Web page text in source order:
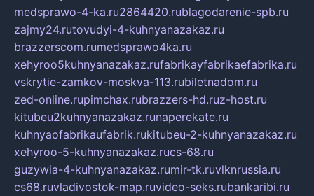
medsprawo-4-ka.ru2864420.rublagodarenie-spb.ru
zajmy24.rutovudyi-4-kuhnyanazakaz.ru
brazzerscom.rumedsprawo4ka.ru
xehyroo5kuhnyanazakaz.rufabrikayfabrikaefabrika.ru
vskrytie-zamkov-moskva-113.rubiletnadom.ru
zed-online.rupimchax.rubrazzers-hd.ruz-host.ru
kitubeu2kuhnyanazakaz.runaperekate.ru
kuhnyaofabrikaufabrik.rukitubeu-2-kuhnyanazakaz.ru
xehyroo-5-kuhnyanazakaz.rucs-68.ru
guzywia-4-kuhnyanazakaz.rumir-tk.ruvlknrussia.ru
cs68.ruvladivostok-map.ruvideo-seks.rubankaribi.ru